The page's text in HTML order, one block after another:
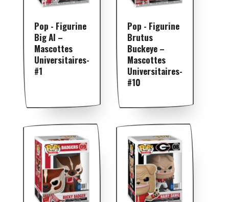
Pop - Figurine
Big Al –
Mascottes
Universitaires-
#1
Pop - Figurine
Brutus
Buckeye –
Mascottes
Universitaires-
#10